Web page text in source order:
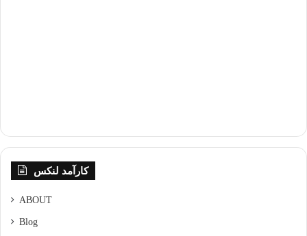
کارآمد لنکس
ABOUT
Blog